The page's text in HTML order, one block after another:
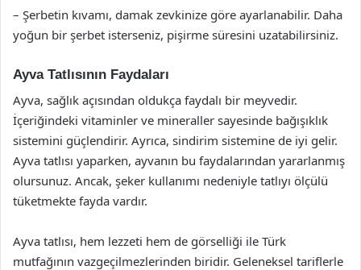
– Şerbetin kıvamı, damak zevkinize göre ayarlanabilir. Daha
yoğun bir şerbet isterseniz, pişirme süresini uzatabilirsiniz.
Ayva Tatlısının Faydaları
Ayva, sağlık açısından oldukça faydalı bir meyvedir.
İçeriğindeki vitaminler ve mineraller sayesinde bağışıklık
sistemini güçlendirir. Ayrıca, sindirim sistemine de iyi gelir.
Ayva tatlısı yaparken, ayvanın bu faydalarından yararlanmış
olursunuz. Ancak, şeker kullanımı nedeniyle tatlıyı ölçülü
tüketmekte fayda vardır.
Ayva tatlısı, hem lezzeti hem de görselliği ile Türk
mutfağının vazgeçilmezlerinden biridir. Geleneksel tariflerle